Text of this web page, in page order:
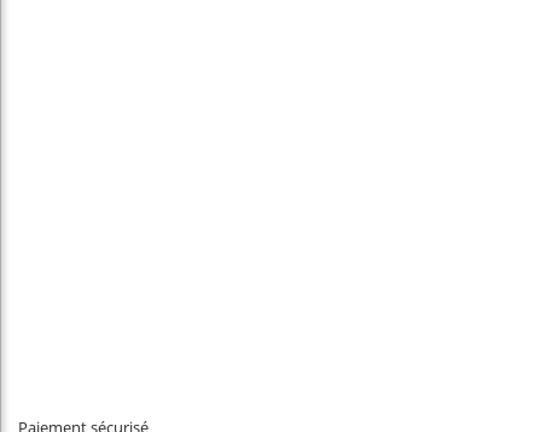
Paiement sécurisé